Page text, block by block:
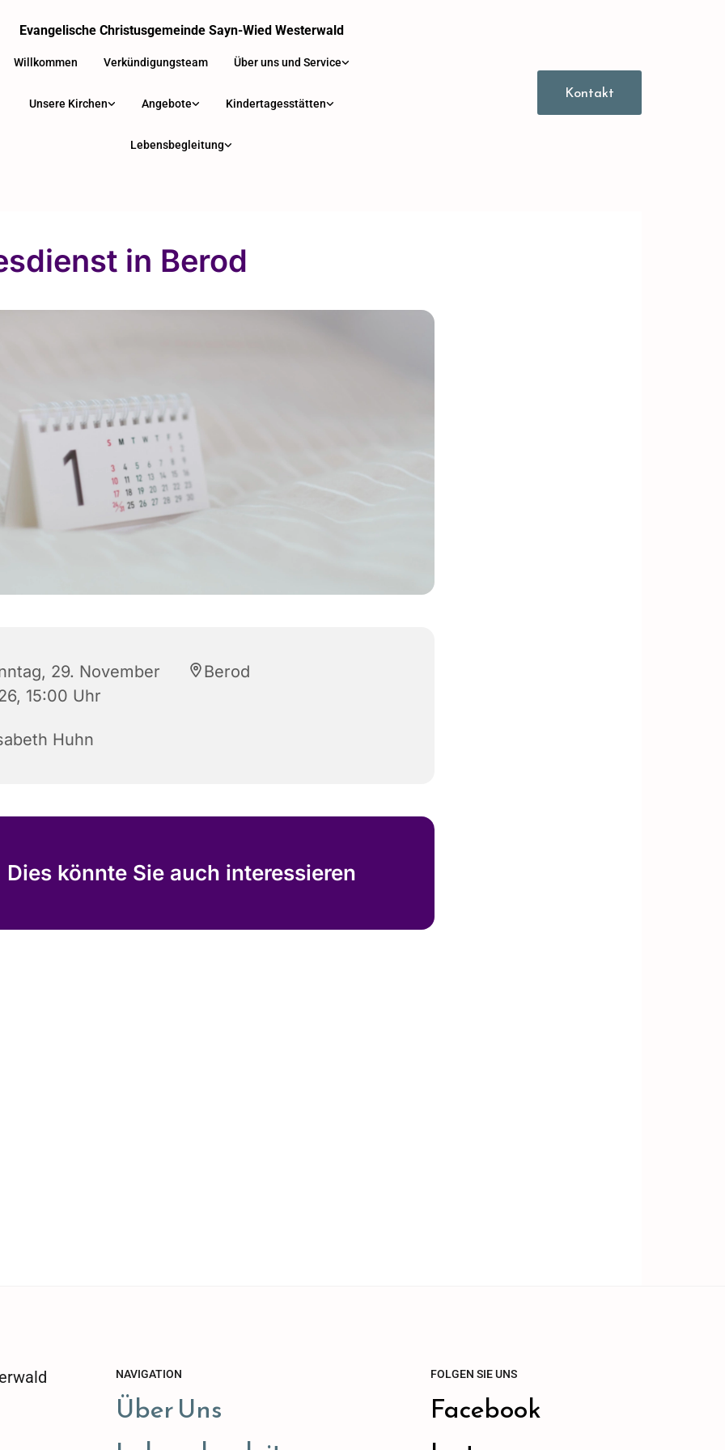
Evangelische Christusgemeinde Sayn-Wied Westerwald
Willkommen Verkündigungsteam Über uns und Service
Unsere Kirchen Angebote Kindertagesstätten
Lebensbegleitung
Kontakt
in Berod
29. November
15:00 Uhr
Berod
Huhn
Dies könnte Sie auch interessieren
NAVIGATION
Über Uns
FOLGEN SIE UNS
Facebook